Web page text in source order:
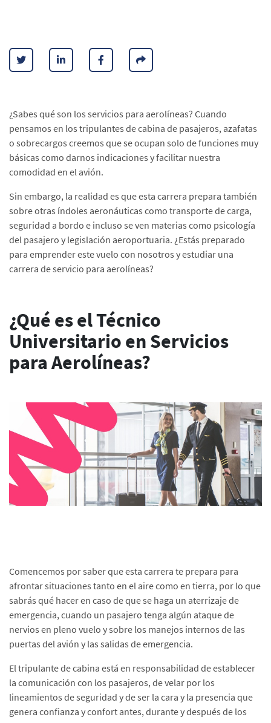
¿Sabes qué son los servicios para aerolíneas? Cuando
pensamos en los tripulantes de cabina de pasajeros, azafatas
o sobrecargos creemos que se ocupan solo de funciones muy
básicas como darnos indicaciones y facilitar nuestra
comodidad en el avión.
Sin embargo, la realidad es que esta carrera prepara también
sobre otras índoles aeronáuticas como transporte de carga,
seguridad a bordo e incluso se ven materias como psicología
del pasajero y legislación aeroportuaria. ¿Estás preparado
para emprender este vuelo con nosotros y estudiar una
carrera de servicio para aerolíneas?
¿Qué es el Técnico
Universitario en Servicios
para Aerolíneas?
Comencemos por saber que esta carrera te prepara para
afrontar situaciones tanto en el aire como en tierra, por lo que
sabrás qué hacer en caso de que se haga un aterrizaje de
emergencia, cuando un pasajero tenga algún ataque de
nervios en pleno vuelo y sobre los manejos internos de las
puertas del avión y las salidas de emergencia.
El tripulante de cabina está en responsabilidad de establecer
la comunicación con los pasajeros, de velar por los
lineamientos de seguridad y de ser la cara y la presencia que
genera confianza y confort antes, durante y después de los